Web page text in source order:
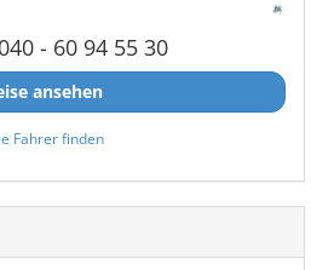
- 60 94 55 30
ansehen
Fahrer finden